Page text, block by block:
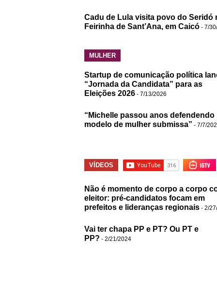
Cadu de Lula visita povo do Seridó
Feirinha de Sant’Ana, em Caicó - 7/
MULHER
Startup de comunicação política
“Jornada da Candidata” para as
Eleições 2026 - 7/13/2026
“Michelle passou anos defendendo
modelo de mulher submissa” - 7/7/
VÍDEOS
Não é momento de corpo a corpo
eleitor: pré-candidatos focam em
prefeitos e lideranças regionais - 2/
Vai ter chapa PP e PT? Ou PT e
PP? - 2/21/2024